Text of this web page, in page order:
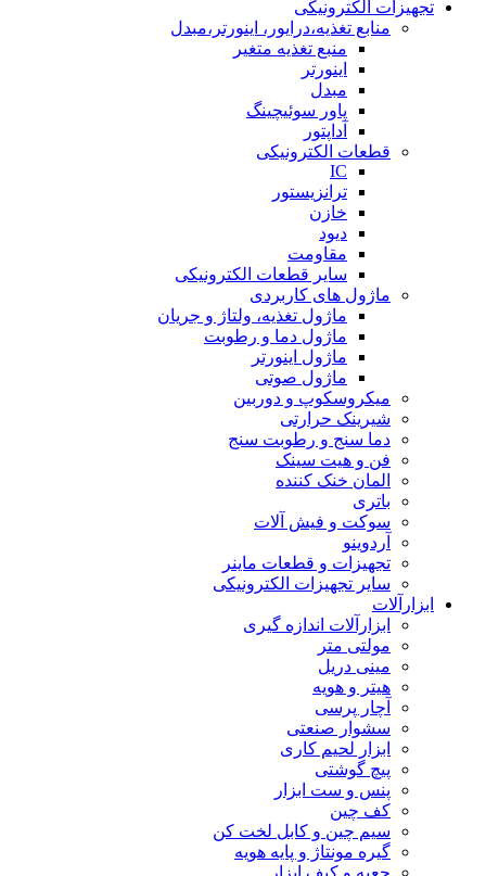
تجهیزات الکترونیکی
منابع تغذیه،درایور، اینورتر،مبدل
منبع تغذیه متغیر
اینورتر
مبدل
پاور سوئیچینگ
آداپتور
قطعات الکترونیکی
IC
ترانزیستور
خازن
دیود
مقاومت
سایر قطعات الکترونیکی
ماژول های کاربردی
ماژول تغذیه، ولتاژ و جریان
ماژول دما و رطوبت
ماژول اینورتر
ماژول صوتی
میکروسکوپ و دوربین
شیرینک حرارتی
دما سنج و رطوبت سنج
فن و هیت سینک
المان خنک کننده
باتری
سوکت و فیش آلات
آردوینو
تجهیزات و قطعات ماینر
سایر تجهیزات الکترونیکی
ابزارآلات
ابزارآلات اندازه گیری
مولتی متر
مینی دریل
هیتر و هویه
آچار پرسی
سشوار صنعتی
ابزار لحیم کاری
پیچ گوشتی
پنس و ست ابزار
کف چین
سیم چین و کابل لخت کن
گیره مونتاژ و پایه هویه
جعبه و کیف ابزار